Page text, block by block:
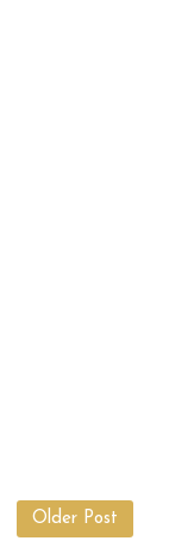
Older Post